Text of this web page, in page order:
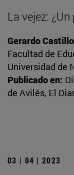
La vejez:
Gerardo
Facultad de
Universidad de
Publicado en:
de Avilés, El
03 | 04 | 2023